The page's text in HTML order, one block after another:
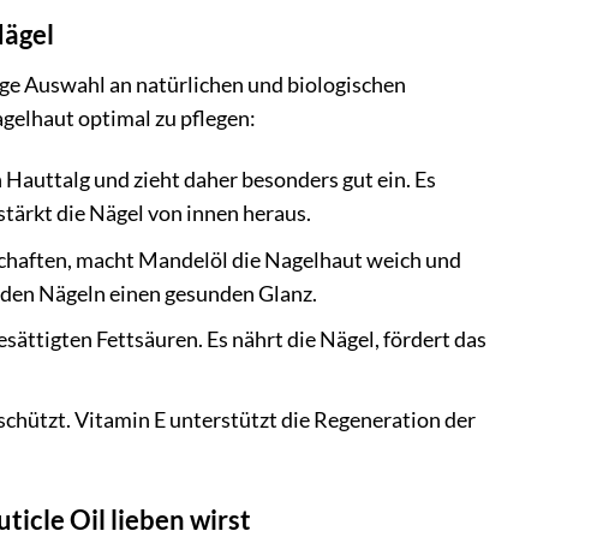
Auswahl an natürlichen und biologischen
optimal zu pflegen:
und zieht daher besonders gut ein. Es
die Nägel von innen heraus.
macht Mandelöl die Nagelhaut weich und
Nägeln einen gesunden Glanz.
Fettsäuren. Es nährt die Nägel, fördert das
Vitamin E unterstützt die Regeneration der
Oil lieben wirst